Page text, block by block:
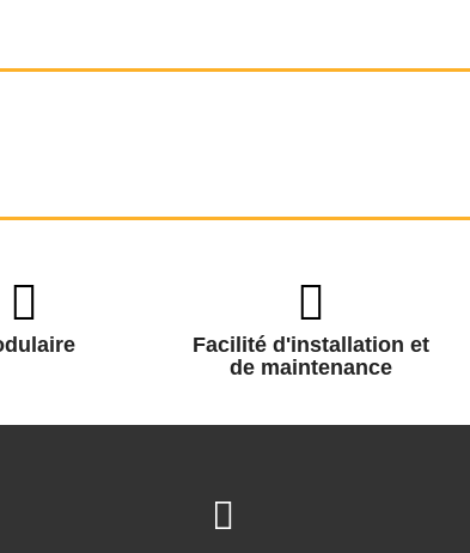
Facilité d'installation et
de maintenance